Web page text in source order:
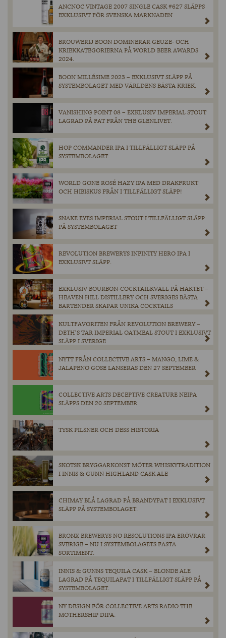
ANCNOC VINTAGE 2007 SINGLE CASK #627 SLÄPPS
EXKLUSIVT FÖR SVENSKA MARKNADEN
BROUWERIJ BOON DOMINERAR GEUZE- OCH
KRIEKKATEGORIERNA PÅ WORLD BEER AWARDS
2024.
BOON MILLÉSIME 2023 – EXKLUSIVT SLÄPP PÅ
SYSTEMBOLAGET MED VÄRLDENS BÄSTA KRIEK.
VANISHING POINT 08 – EXKLUSIV IMPERIAL STOUT
LAGRAD PÅ FAT FRÅN THE GLENLIVET.
HOP COMMANDER IPA I TILLFÄLLIGT SLÄPP PÅ
SYSTEMBOLAGET.
WORLD GONE ROSÉ HAZY IPA MED DRAKFRUKT
OCH HIBISKUS FRÅN I TILLFÄLLIGT SLÄPP!
SNAKE EYES IMPERIAL STOUT I TILLFÄLLIGT SLÄPP
PÅ SYSTEMBOLAGET
REVOLUTION BREWERYS INFINITY HERO IPA I
EXKLUSIVT SLÄPP.
EXKLUSIV BOURBON-COCKTAILKVÄLL PÅ HÄKTET –
HEAVEN HILL DISTILLERY OCH SVERIGES BÄSTA
BARTENDER SKAPAR UNIKA COCKTAILS
KULTFAVORITEN FRÅN REVOLUTION BREWERY –
DETH’S TAR IMPERIAL OATMEAL STOUT I EXKLUSIVT
SLÄPP I SVERIGE
NYTT FRÅN COLLECTIVE ARTS – MANGO, LIME &
JALAPENO GOSE LANSERAS DEN 27 SEPTEMBER
COLLECTIVE ARTS DECEPTIVE CREATURE NEIPA
SLÄPPS DEN 20 SEPTEMBER
TYSK PILSNER OCH DESS HISTORIA
SKOTSK BRYGGARKONST MÖTER WHISKYTRADITION
I INNIS & GUNN HIGHLAND CASK ALE
CHIMAY BLÅ LAGRAD PÅ BRANDYFAT I EXKLUSIVT
SLÄPP PÅ SYSTEMBOLAGET.
BRONX BREWERYS NO RESOLUTIONS IPA ERÖVRAR
SVERIGE – NU I SYSTEMBOLAGETS FASTA
SORTIMENT.
INNIS & GUNNS TEQUILA CASK – BLONDE ALE
LAGRAD PÅ TEQUILAFAT I TILLFÄLLIGT SLÄPP PÅ
SYSTEMBOLAGET.
NY DESIGN FÖR COLLECTIVE ARTS RADIO THE
MOTHERSHIP DIPA.